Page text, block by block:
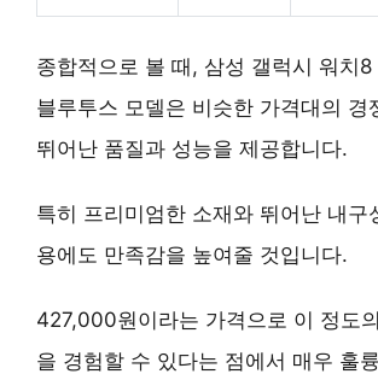
종합적으로 볼 때, 삼성 갤럭시 워치
블루투스 모델은 비슷한 가격대의 경
뛰어난 품질과 성능을 제공합니다.
특히 프리미엄한 소재와 뛰어난 내구
용에도 만족감을 높여줄 것입니다.
427,000원이라는 가격으로 이 정도
을 경험할 수 있다는 점에서 매우 훌